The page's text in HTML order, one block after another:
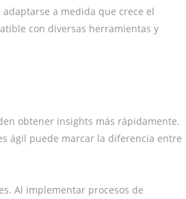
a medida que crece el
con diversas herramientas y
obtener insights más rápidamente.
ágil puede marcar la diferencia entre
Al implementar procesos de